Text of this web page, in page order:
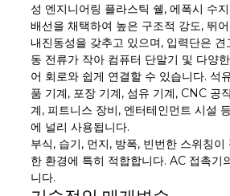
성 엔지니어링 플라스틱 쉘, 에폭시 수
배선을 채택하여 높은 구조적 강도, 뛰
내진동성을 갖추고 있으며, 입력단은
동 전류가 작아 컴퓨터 단말기 및 다양
어 회로와 쉽게 연결할 수 있습니다. 석
품 기계, 포장 기계, 섬유 기계, CNC 공
계, 피트니스 장비, 엔터테인먼트 시설
에 널리 사용됩니다.
부식, 습기, 먼지, 방폭, 빈번한 스위칭
한 환경에 특히 적합합니다. AC 접촉기
니다.